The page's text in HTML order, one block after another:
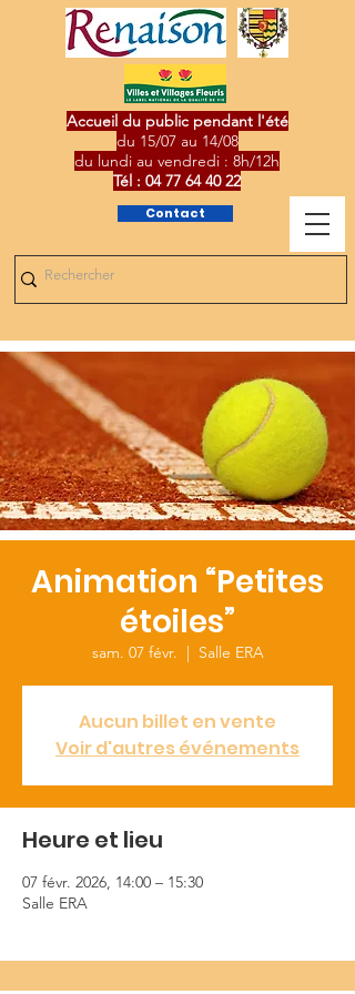
Contact
Accueil du public pendant l'été
du 15/07 au 14/08
du lundi au vendredi : 8h/12h
Tél : 04 77 64 40 22
Animation “Petites
étoiles”
sam. 07 févr.
  |
Salle ERA
Aucun billet en vente
Voir d'autres événements
Heure et lieu
07 févr. 2026, 14:00 – 15:30
Salle ERA